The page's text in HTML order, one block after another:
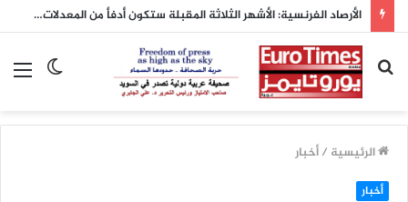
الأرصاد الفرنسية: الأشهر الثلاثة المقبلة ستكون أدفأ من المعدلات الطبيعية
الوضع
بحث
عن
الرئيسية /أخبار
أخبار